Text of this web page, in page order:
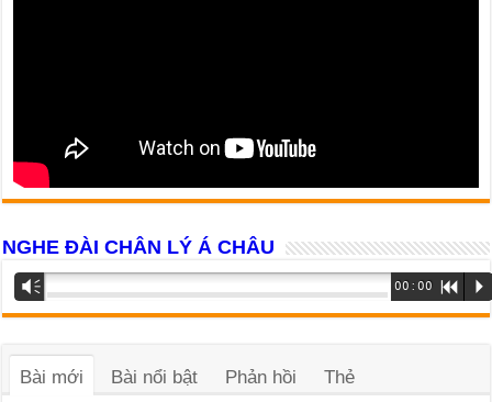
NGHE ĐÀI CHÂN LÝ Á CHÂU
Trình
phát
âm
Vm 00:00 R P
Bài mới Bài nổi bật Phản hồi Thẻ